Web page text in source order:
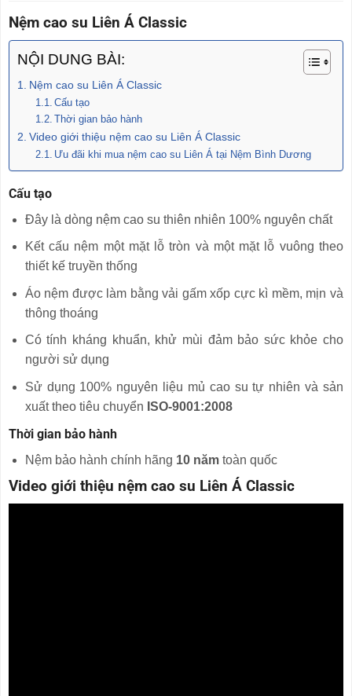
Nệm cao su Liên Á Classic
NỘI DUNG BÀI:
Nệm cao su Liên Á Classic
Cấu tạo
Thời gian bảo hành
Video giới thiệu nệm cao su Liên Á Classic
Ưu đãi khi mua nệm cao su Liên Á tại Nệm Bình Dương
Cấu tạo
Đây là dòng nệm cao su thiên nhiên 100% nguyên chất
Kết cấu nệm một mặt lỗ tròn và một mặt lỗ vuông theo
thiết kế truyền thống
Áo nệm được làm bằng vải gấm xốp cực kì mềm, mịn và
thông thoáng
Có tính kháng khuẩn, khử mùi đảm bảo sức khỏe cho
người sử dụng
Sử dụng 100% nguyên liệu mủ cao su tự nhiên và sản
xuất theo tiêu chuyển ISO-9001:2008
Thời gian bảo hành
Nệm bảo hành chính hãng 10 nămtoàn quốc
Video giới thiệu nệm cao su Liên Á Classic